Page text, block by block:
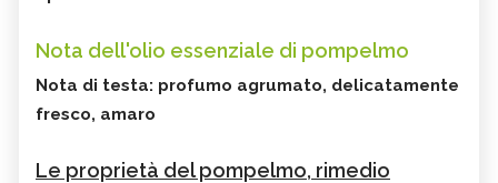
Nota dell'olio essenziale di pompelmo
Nota di testa: profumo agrumato, delicatamente
fresco, amaro
Le proprietà del pompelmo, rimedio